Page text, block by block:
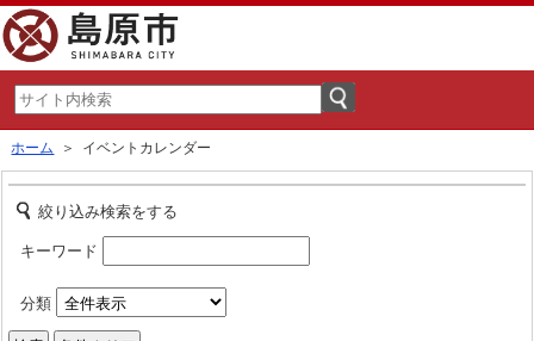
ホーム ＞ イベントカレンダー
絞り込み検索をする
キーワード
分類